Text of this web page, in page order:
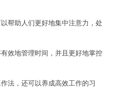
助人们更好地集中注意力，处
地管理时间，并且更好地掌控
，还可以养成高效工作的习